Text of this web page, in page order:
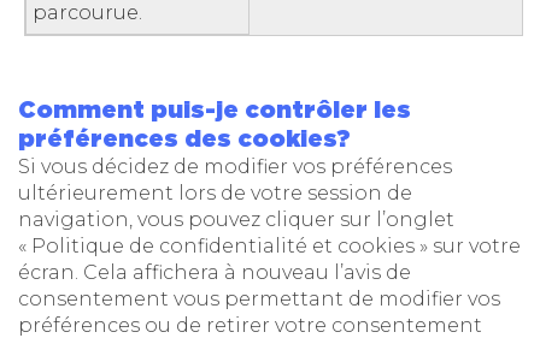
parcourue.
Comment puis-je contrôler les
préférences des cookies?
Si vous décidez de modifier vos préférences
ultérieurement lors de votre session de
navigation, vous pouvez cliquer sur l’onglet
« Politique de confidentialité et cookies » sur votre
écran. Cela affichera à nouveau l’avis de
consentement vous permettant de modifier vos
préférences ou de retirer votre consentement